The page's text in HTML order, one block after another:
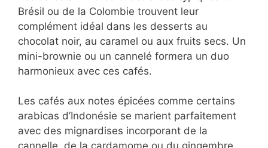
merveilleusement avec des mignardises aux
fruits rouges ou aux agrumes. Un financier
aux framboises ou une tartelette au citron
exaltera les arômes naturellement acidulés de
ces cafés.
Les cafés aux notes chocolatées typiques du
Brésil ou de la Colombie trouvent leur
complément idéal dans les desserts au
chocolat noir, au caramel ou aux fruits secs.